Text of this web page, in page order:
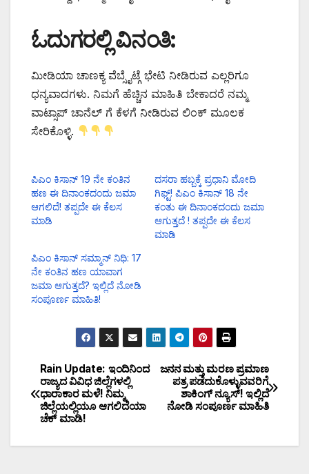
ಓದುಗರಲ್ಲಿ ವಿನಂತಿ:
ಮೀಡಿಯಾ ಚಾಣಕ್ಯ ವೆಬ್ಸೈಟ್ಗೆ ಭೇಟಿ ನೀಡಿರುವ ಎಲ್ಲರಿಗೂ
ಧನ್ಯವಾದಗಳು. ನಿಮಗೆ ಹೆಚ್ಚಿನ ಮಾಹಿತಿ ಬೇಕಾದರೆ ನಮ್ಮ
ವಾಟ್ಸಾಪ್ ಚಾನೆಲ್ ಗೆ ಕೆಳಗೆ ನೀಡಿರುವ ಲಿಂಕ್ ಮೂಲಕ
ಸೇರಿಕೊಳ್ಳಿ.
ಪಿಎಂ ಕಿಸಾನ್ 19 ನೇ ಕಂತಿನ
ಹಣ ಈ ದಿನಾಂಕದಂದು ಜಮಾ
ಆಗಲಿದೆ! ತಪ್ಪದೇ ಈ ಕೆಲಸ
ಮಾಡಿ
ದಸರಾ ಹಬ್ಬಕ್ಕೆ ಪ್ರಧಾನಿ ಮೋದಿ
ಗಿಫ್ಟ್! ಪಿಎಂ ಕಿಸಾನ್ 18 ನೇ
ಕಂತು ಈ ದಿನಾಂಕದಂದು ಜಮಾ
ಆಗುತ್ತದೆ ! ತಪ್ಪದೇ ಈ ಕೆಲಸ
ಮಾಡಿ
ಪಿಎಂ ಕಿಸಾನ್ ಸಮ್ಮಾನ್ ನಿಧಿ: 17
ನೇ ಕಂತಿನ ಹಣ ಯಾವಾಗ
ಜಮಾ ಆಗುತ್ತದೆ? ಇಲ್ಲಿದೆ ನೋಡಿ
ಸಂಪೂರ್ಣ ಮಾಹಿತಿ!
ಜನನ ಮತ್ತು ಮರಣ ಪ್ರಮಾಣ
ಪತ್ರ ಪಡೆದುಕೊಳ್ಳುವವರಿಗೆ
ಶಾಕಿಂಗ್ ನ್ಯೂಸ್! ಇಲ್ಲಿದೆ
ನೋಡಿ ಸಂಪೂರ್ಣ ಮಾಹಿತಿ
Rain Update: ಇಂದಿನಿಂದ
ರಾಜ್ಯದ ವಿವಿಧ ಜಿಲ್ಲೆಗಳಲ್ಲಿ
ಧಾರಾಕಾರ ಮಳೆ! ನಿಮ್ಮ
ಜಿಲ್ಲೆಯಲ್ಲಿಯೂ ಆಗಲಿದೆಯಾ
ಚೆಕ್ ಮಾಡಿ!